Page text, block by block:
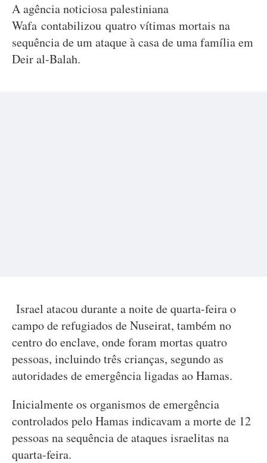
A agência noticiosa palestiniana
Wafa contabilizou quatro vítimas mortais na
sequência de um ataque à casa de uma família em
Deir al-Balah.
Israel atacou durante a noite de quarta-feira o
campo de refugiados de Nuseirat, também no
centro do enclave, onde foram mortas quatro
pessoas, incluindo três crianças, segundo as
autoridades de emergência ligadas ao Hamas.
Inicialmente os organismos de emergência
controlados pelo Hamas indicavam a morte de 12
pessoas na sequência de ataques israelitas na
quarta-feira.